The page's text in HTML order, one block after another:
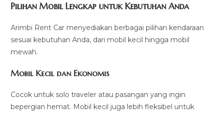
Pilihan Mobil Lengkap untuk Kebutuhan Anda
Arimbi Rent Car menyediakan berbagai pilihan kendaraan
sesuai kebutuhan Anda, dari mobil kecil hingga mobil
mewah.
Mobil Kecil dan Ekonomis
Cocok untuk solo traveler atau pasangan yang ingin
bepergian hemat. Mobil kecil juga lebih fleksibel untuk